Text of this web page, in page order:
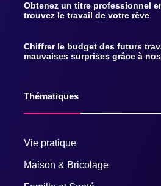
Thématiques
Vie pratique
Maison & Bricolage
Obtenez un titre professionnel
trouvez le travail de votre rêve
Chiffrer le budget des futurs
mauvaises surprises grâce à